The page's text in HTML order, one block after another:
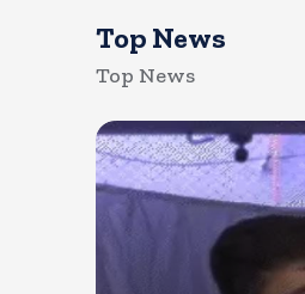
Top News
Top News